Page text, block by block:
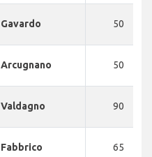
Gavardo 50
Arcugnano 50
Valdagno 90
Fabbrico 65